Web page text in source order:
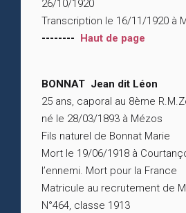
26/10/1920
Transcription le 16/11/1920 à
-------- Haut de page
BONNAT Jean dit Léon
25 ans, caporal au 8ème
né le 28/03/1893 à Mézos
Fils naturel de Bonnat Marie
Mort le 19/06/1918 à
l’ennemi. Mort pour la France
Matricule au recrutement de
N°464, classe 1913